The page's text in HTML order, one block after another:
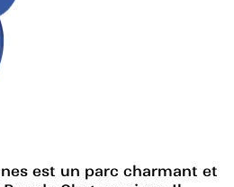
est un parc charmant et